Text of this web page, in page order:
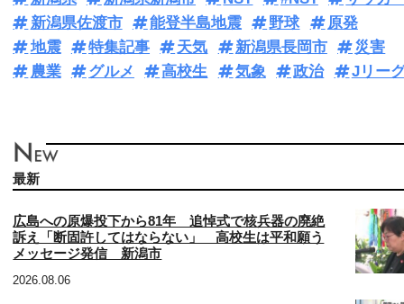
新潟県佐渡市
能登半島地震 野球
原発
地震
特集記事 天気 新潟県長岡市
災害
農業
グルメ 高校生 気象 政治 Jリー
最新
広島への原爆投下から81年 追悼式で核兵器の廃絶
訴え「断固許してはならない」 高校生は平和願う
メッセージ発信 新潟市
2026.08.06